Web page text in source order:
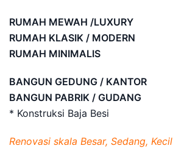
RUMAH MEWAH /LUXURY
RUMAH KLASIK / MODERN
RUMAH MINIMALIS
BANGUN GEDUNG / KANTOR
BANGUN PABRIK / GUDANG
* Konstruksi Baja Besi
Renovasi skala Besar, Sedang, Kecil